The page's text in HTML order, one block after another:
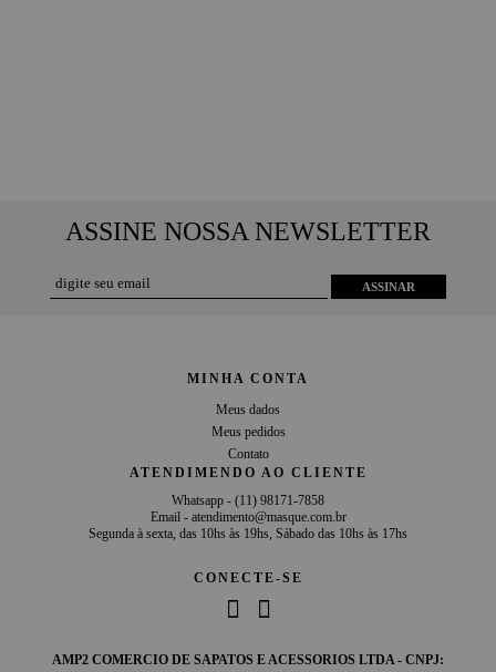
ASSINE NOSSA NEWSLETTER
ASSINAR
MINHA CONTA
Meus dados
Meus pedidos
Contato
ATENDIMENDO AO CLIENTE
Whatsapp - (11) 98171-7858
Email - atendimento@masque.com.br
Segunda à sexta, das 10hs às 19hs, Sábado das 10hs às 17hs
CONECTE-SE
AMP2 COMERCIO DE SAPATOS E ACESSORIOS LTDA - CNPJ: